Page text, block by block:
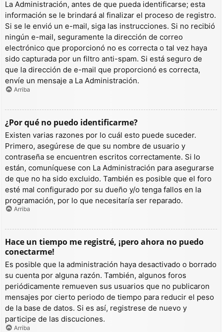
La Administración, antes de que pueda identificarse; esta
información se le brindará al finalizar el proceso de registro.
Si se le envió un e-mail, siga las instrucciones. Si no recibió
ningún e-mail, seguramente la dirección de correo
electrónico que proporcionó no es correcta o tal vez haya
sido capturada por un filtro anti-spam. Si está seguro de
que la dirección de e-mail que proporcionó es correcta,
envíe un mensaje a La Administración.
Arriba
¿Por qué no puedo identificarme?
Existen varias razones por lo cuál esto puede suceder.
Primero, asegúrese de que su nombre de usuario y
contraseña se encuentren escritos correctamente. Si lo
están, comuníquese con La Administración para asegurarse
de que no ha sido excluido. También es posible que el foro
esté mal configurado por su dueño y/o tenga fallos en la
programación, por lo que necesitaría ser reparado.
Arriba
Hace un tiempo me registré, ¡pero ahora no puedo
conectarme!
Es posible que la administración haya desactivado o borrado
su cuenta por alguna razón. También, algunos foros
periódicamente remueven sus usuarios que no publicaron
mensajes por cierto periodo de tiempo para reducir el peso
de la base de datos. Si es así, registrese de nuevo y
participe de las discuciones.
Arriba